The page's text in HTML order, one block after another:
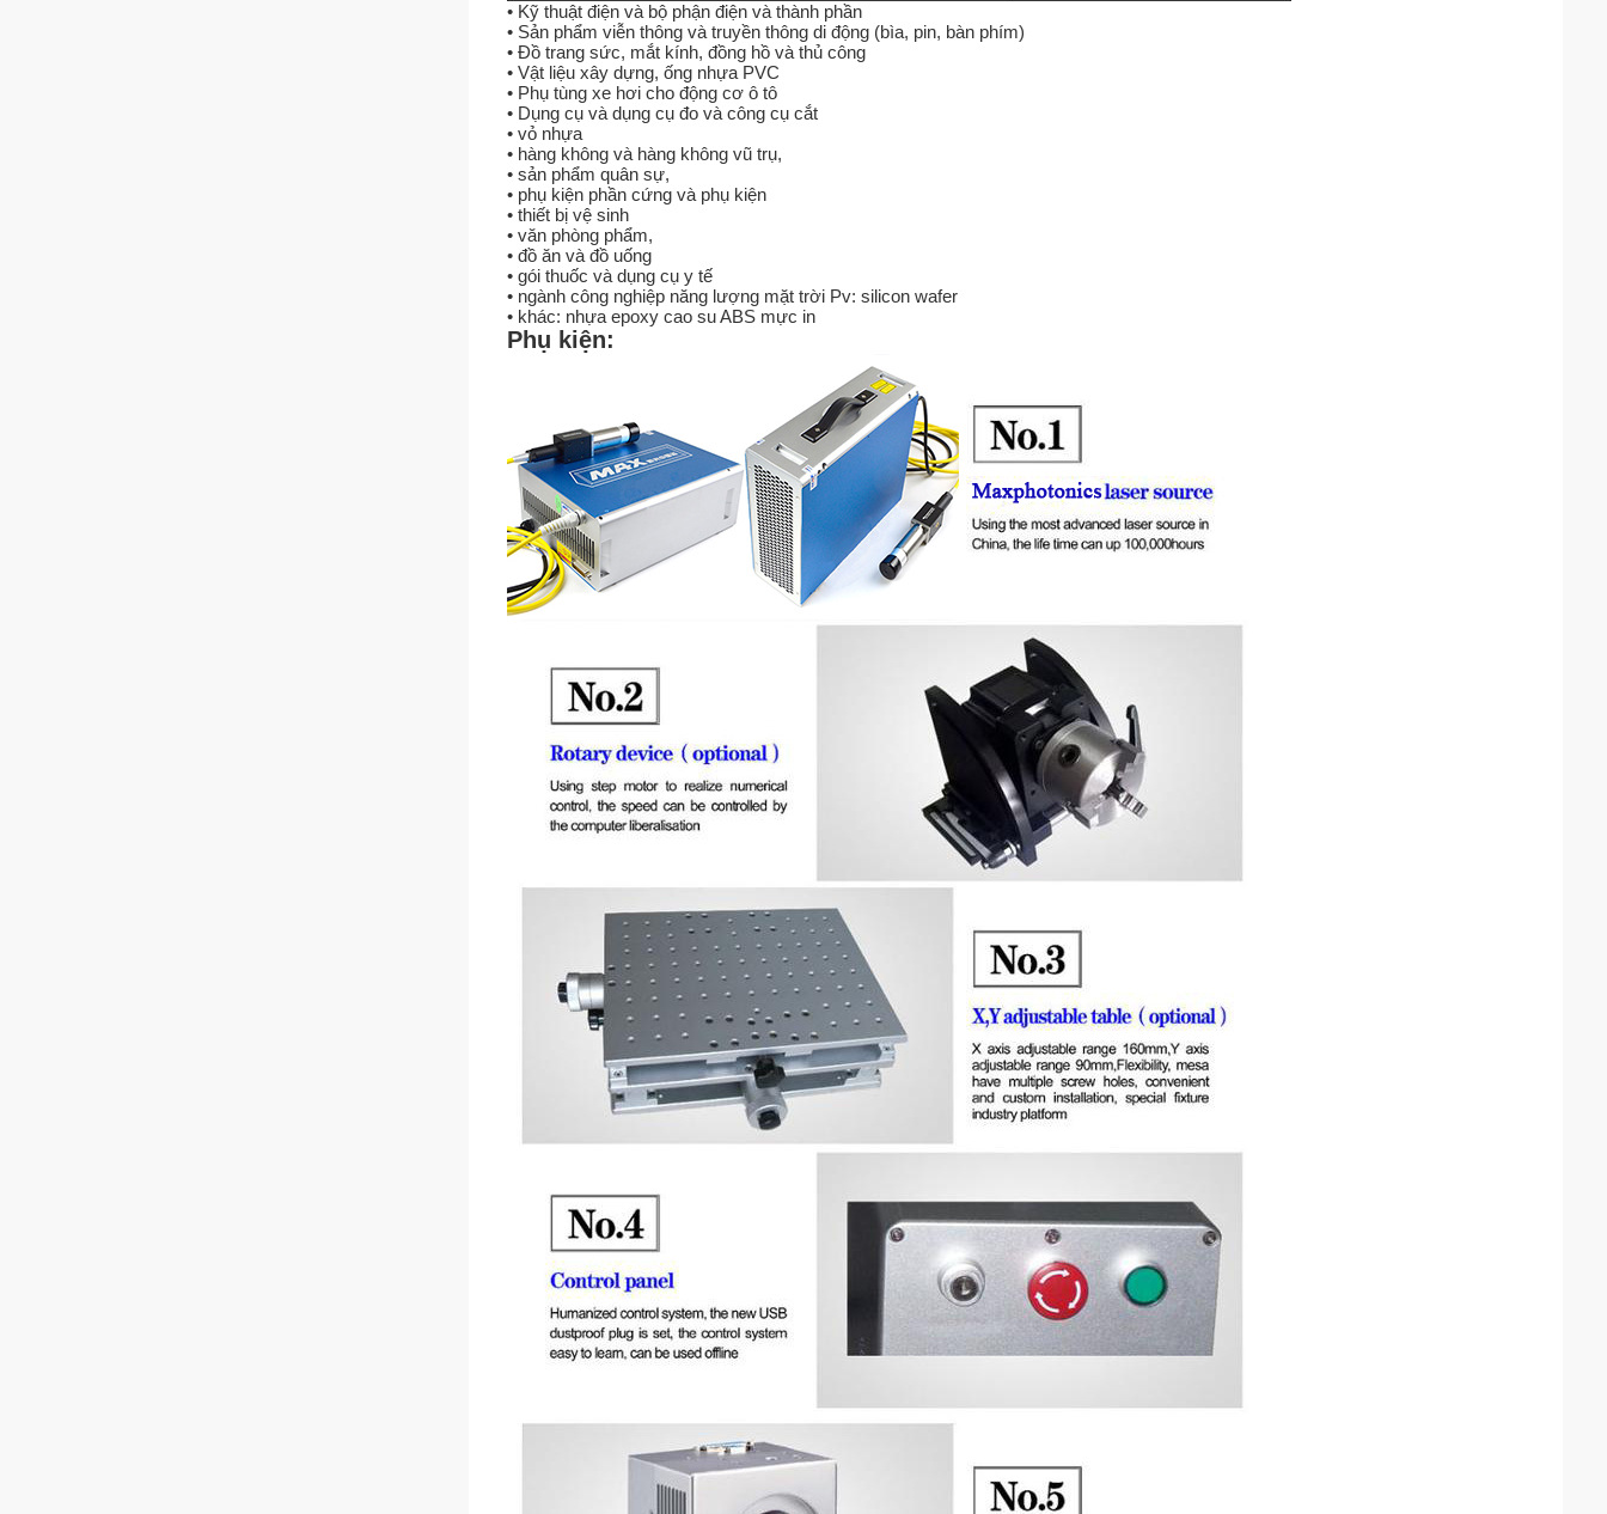
• Kỹ thuật điện và bộ phận điện và thành phần
• Sản phẩm viễn thông và truyền thông di động (bìa, pin, bàn phím)
• Đồ trang sức, mắt kính, đồng hồ và thủ công
• Vật liệu xây dựng, ống nhựa PVC
• Phụ tùng xe hơi cho động cơ ô tô
• Dụng cụ và dụng cụ đo và công cụ cắt
• vỏ nhựa
• hàng không và hàng không vũ trụ,
• sản phẩm quân sự,
• phụ kiện phần cứng và phụ kiện
• thiết bị vệ sinh
• văn phòng phẩm,
• đồ ăn và đồ uống
• gói thuốc và dụng cụ y tế
• ngành công nghiệp năng lượng mặt trời Pv: silicon wafer
• khác: nhựa epoxy cao su ABS mực in
Phụ kiện: